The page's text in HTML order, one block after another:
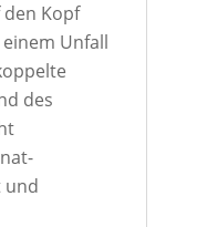
Kopf
Unfall
des
und